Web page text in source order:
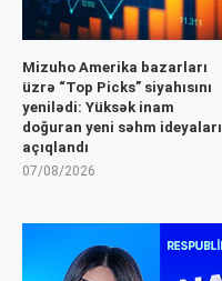
Mizuho Amerika bazarları
üzrə “Top Picks” siyahısını
yenilədi: Yüksək inam
doğuran yeni səhm ideyaları
açıqlandı
07/08/2026